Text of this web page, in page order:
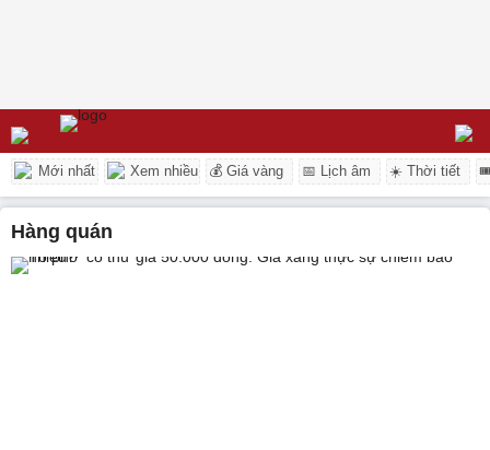
Mới nhất Xem nhiều 💰 Giá vàng 📅 Lịch âm ☀️ Thời tiết
hàng quán